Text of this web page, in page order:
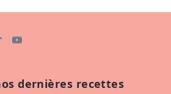
dernières recettes